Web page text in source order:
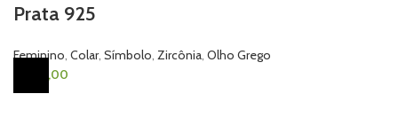
Prata 925
Feminino, Colar, Símbolo, Zircônia, Olho Grego
170,00